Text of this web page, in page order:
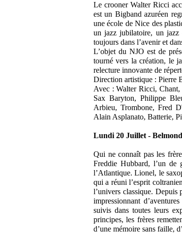
Le crooner Walter Ricci
est un Bigband azuréen
une école de Nice des
un jazz jubilatoire, un jazz
toujours dans l’avenir et
L’objet du NJO est de
tourné vers la création, le
relecture innovante de
Direction artistique : Pierre
Avec : Walter Ricci,
Sax Baryton, Philippe
Arbieu, Trombone, Fred
Alain Asplanato, Batterie,
Lundi 20 Juillet -
Qui ne connaît pas les
Freddie Hubbard, l’un de
l’Atlantique. Lionel, le
qui a réuni l’esprit
l’univers classique. Depuis
impressionnant
suivis dans toutes leurs
principes, les frères
d’une mémoire sans faille,